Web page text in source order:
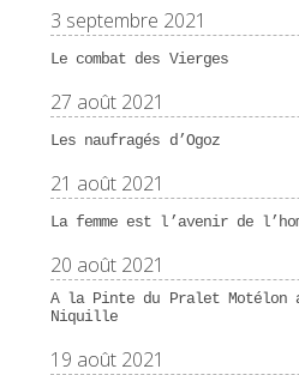
3 septembre 2021
Le combat des Vierges
27 août 2021
Les naufragés d’Ogoz
21 août 2021
La femme est l’avenir de
20 août 2021
A la Pinte du Pralet Motélon
Niquille
19 août 2021